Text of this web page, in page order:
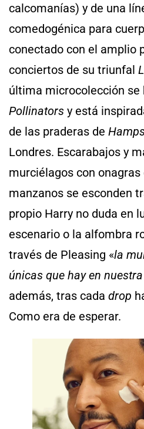
calcomanías) y de una
comedogénica para
conectado con el amplio
conciertos de su triunfal
última microcolección se
Pollinators y está
de las praderas de
Londres. Escarabajos y
murciélagos con onagras
manzanos se esconden
propio Harry no duda en
escenario o la alfombra
través de Pleasing «la
únicas que hay en
además, tras cada drop
Como era de esperar.